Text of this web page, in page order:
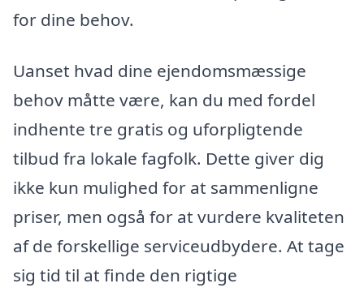
for dine behov.
Uanset hvad dine ejendomsmæssige
behov måtte være, kan du med fordel
indhente tre gratis og uforpligtende
tilbud fra lokale fagfolk. Dette giver dig
ikke kun mulighed for at sammenligne
priser, men også for at vurdere kvaliteten
af de forskellige serviceudbydere. At tage
sig tid til at finde den rigtige